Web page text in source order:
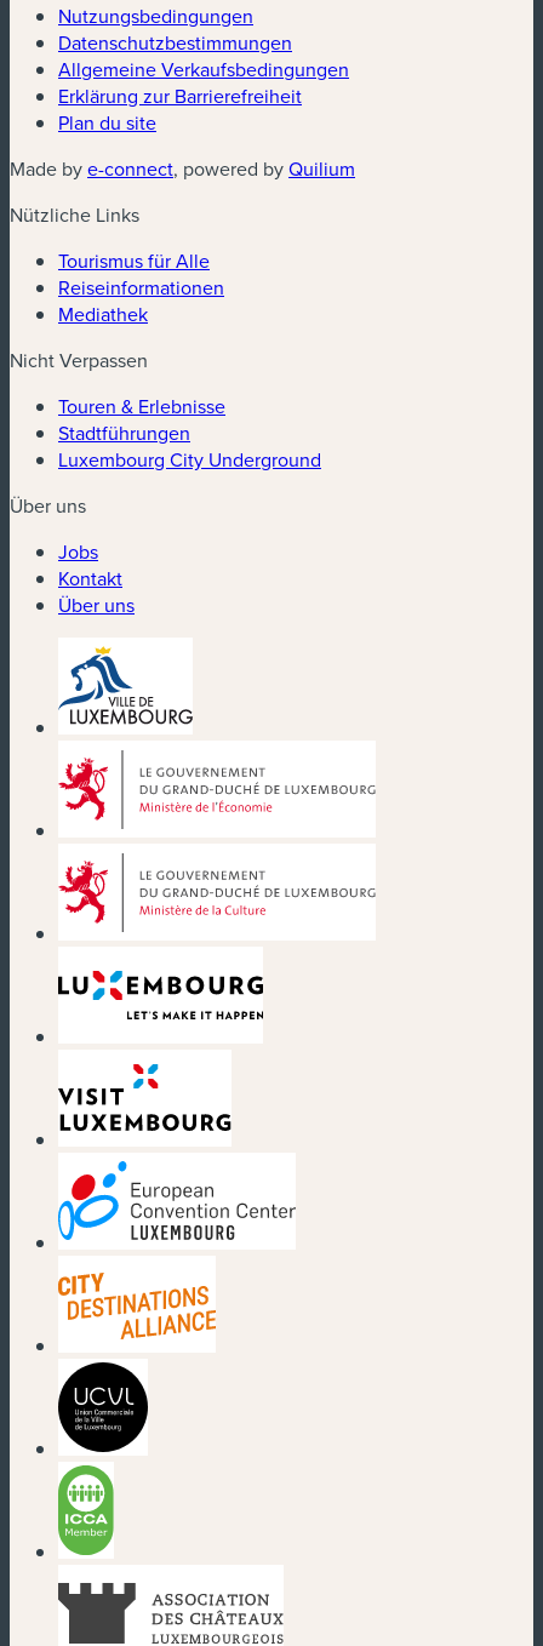
Nutzungsbedingungen
Datenschutzbestimmungen
Allgemeine Verkaufsbedingungen
Erklärung zur Barrierefreiheit
Plan du site
Made bye-connect(neues Fenster)
, powered byQuilium
Nützliche Links
Tourismus für Alle
Reiseinformationen
Mediathek
Nicht Verpassen
Touren & Erlebnisse
Stadtführungen
Luxembourg City Underground
Über uns
Jobs
Kontakt
Über uns